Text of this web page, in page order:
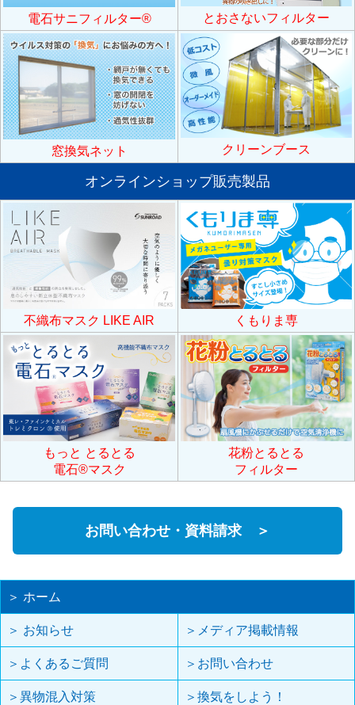
電石サニフィルター® とおさないフィルター
窓換気ネット クリーンブース
オンラインショップ販売製品
不織布マスク LIKE AIR くもりま専
もっと とるとる
電石®マスク
花粉とるとる
フィルター
お問い合わせ・資料請求 ＞
＞ ホーム
＞ お知らせ ＞メディア掲載情報
＞よくあるご質問 ＞お問い合わせ
＞異物混入対策 ＞換気をしよう！